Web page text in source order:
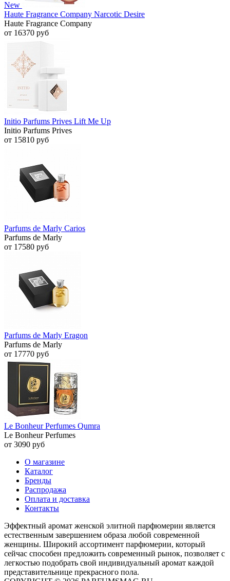
New
Haute Fragrance Company Narcotic Desire
Haute Fragrance Company
от 16370 руб
Initio Parfums Prives Lift Me Up
Initio Parfums Prives
от 15810 руб
Parfums de Marly Carios
Parfums de Marly
от 17580 руб
Parfums de Marly Eragon
Parfums de Marly
от 17770 руб
Le Bonheur Perfumes Qumra
Le Bonheur Perfumes
от 3090 руб
О магазине
Каталог
Бренды
Распродажа
Оплата и доставка
Контакты
Эффектный аромат женской элитной парфюмерии является
естественным завершением образа любой современной
женщины. Широкий ассортимент парфюмерии, который
сейчас способен предложить современный рынок, позволяет с
легкостью подобрать свой индивидуальный аромат каждой
представительнице прекрасного пола.